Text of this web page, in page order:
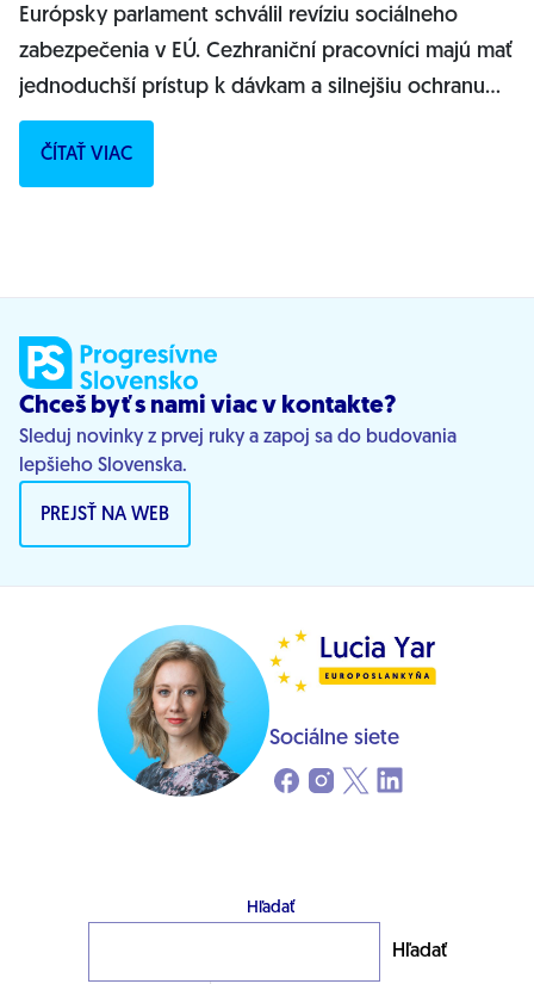
Európsky parlament schválil revíziu sociálneho
zabezpečenia v EÚ. Cezhraniční pracovníci majú mať
jednoduchší prístup k dávkam a silnejšiu ochranu
práv.Európsky parlament (EP) v...
ČÍTAŤ VIAC
Chceš byť s nami viac v kontakte?
Sleduj novinky z prvej ruky a zapoj sa do budovania
lepšieho Slovenska.
PREJSŤ NA WEB
Sociálne siete
Hľadať
Hľadať